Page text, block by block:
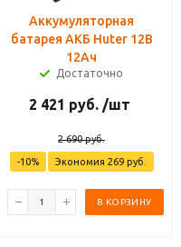
Аккумуляторная
батарея АКБ Huter 12В
12Ач
Достаточно
2 421 руб. /шт
2 690руб.
-10% Экономия 269руб.
В КОРЗИНУ